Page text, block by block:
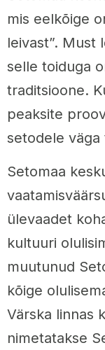
mis eelkõige
leivast”. Must
selle toiduga
traditsioone.
peaksite
setodele
Setomaa
ülevaadet
kultuuri
muutunud
kõige
Värska linnas
nimetatakse